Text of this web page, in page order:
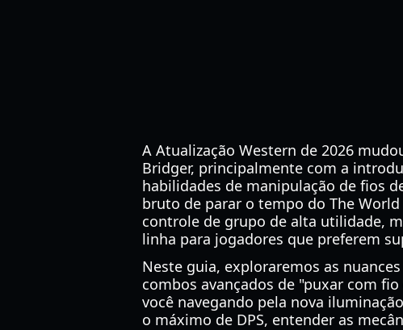
A Atualização Western de 2026
Bridger, principalmente com a
habilidades de manipulação de fios
bruto de parar o tempo do The
controle de grupo de alta utilidade,
linha para jogadores que preferem
Neste guia, exploraremos as
combos avançados de "puxar com
você navegando pela nova
o máximo de DPS, entender as